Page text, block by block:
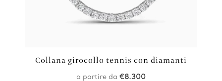
Collana girocollo tennis con diamanti
a partire da €8.300